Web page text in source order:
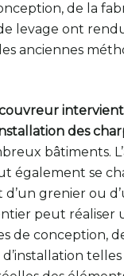
de la
levage ont
anciennes
des
bâtiments.
également se
d’un grenier ou
peut réaliser
de conception,
telles